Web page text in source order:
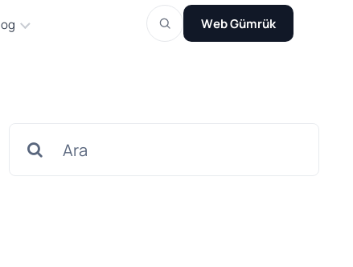
Web Gümrük